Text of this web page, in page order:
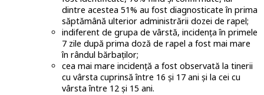
dintre acestea 51% au fost diagnosticate în prima
săptămână ulterior administrării dozei de rapel;
indiferent de grupa de vârstă, incidența în primele
7 zile după prima doză de rapel a fost mai mare
în rândul bărbaților;
cea mai mare incidență a fost observată la tinerii
cu vârsta cuprinsă între 16 și 17 ani și la cei cu
vârsta între 12 și 15 ani.